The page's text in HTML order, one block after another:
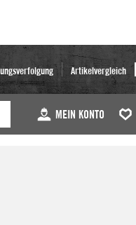
Artikelvergleich
MEIN KONTO